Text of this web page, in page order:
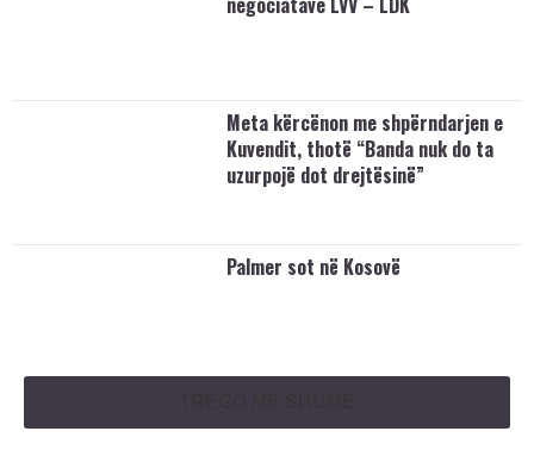
Meta kërcënon me shpërndarjen e
Kuvendit, thotë “Banda nuk do ta
uzurpojë dot drejtësinë”
Palmer sot në Kosovë